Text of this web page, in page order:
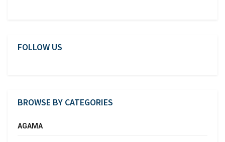
FOLLOW US
BROWSE BY CATEGORIES
AGAMA